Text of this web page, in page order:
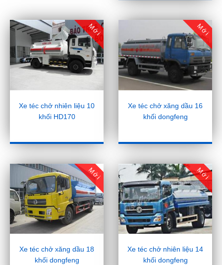
Mới
Xe téc chở nhiên liệu 10
khối HD170
Mới
Xe téc chở xăng dầu 16
khối dongfeng
Mới
Xe téc chở xăng dầu 18
khối dongfeng
Mới
Xe téc chở nhiên liệu 14
khối dongfeng